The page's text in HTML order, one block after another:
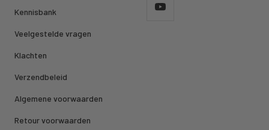
Kennisbank
Veelgestelde vragen
Klachten
Verzendbeleid
Algemene voorwaarden
Retour voorwaarden